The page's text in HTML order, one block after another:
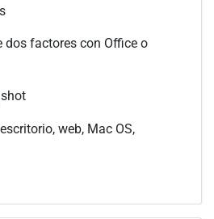
dos factores con Office o
web, Mac OS,